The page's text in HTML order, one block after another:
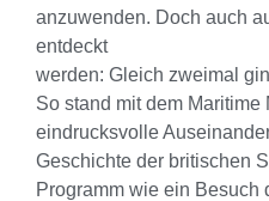
anzuwenden. Doch auch
entdeckt
werden: Gleich zweimal
So stand mit dem Maritime
eindrucksvolle
Geschichte der britischen
Programm wie ein Besuch